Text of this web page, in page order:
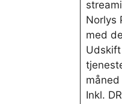
Norlys
med
måned
Inkl.